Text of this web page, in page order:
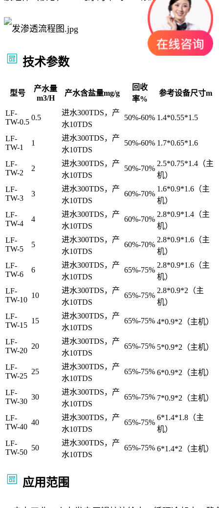
技术参数
型号
产水量
m3/H
产水含盐量mg/g
回收
率%
参考设备尺寸m
LF-
TW-0.5
0.5
进水300TDS，产
水10TDS
50%-60% 1.4*0.55*1.5
LF-
TW-1
1
进水300TDS，产
水10TDS
50%-60% 1.7*0.65*1.6
LF-
TW-2
2
进水300TDS，产
水10TDS
50%-70%
2.5*0.75*1.4（主
机）
LF-
TW-3
3
进水300TDS，产
水10TDS
60%-70%
1.6*0.9*1.6（主
机）
LF-
TW-4
4
进水300TDS，产
水10TDS
60%-70%
2.8*0.9*1.4（主
机）
LF-
TW-5
5
进水300TDS，产
水10TDS
60%-70%
2.8*0.9*1.6（主
机）
LF-
TW-6
6
进水300TDS，产
水10TDS
65%-75%
2.8*0.9*1.6（主
机）
LF-
TW-10
10
进水300TDS，产
水10TDS
65%-75%
2.8*0.9*2（主
机）
LF-
TW-15
15
进水300TDS，产
水10TDS
65%-75% 4*0.9*2（主机）
LF-
TW-20
20
进水300TDS，产
水10TDS
65%-75% 5*0.9*2（主机）
LF-
TW-25
25
进水300TDS，产
水10TDS
65%-75% 6*0.9*2（主机）
LF-
TW-30
30
进水300TDS，产
水10TDS
65%-75% 7*0.9*2（主机）
LF-
TW-40
40
进水300TDS，产
水10TDS
65%-75%
6*1.4*1.8（主
机）
LF-
TW-50
50
进水300TDS，产
水10TDS
65%-75% 6*1.4*2（主机）
应用范围